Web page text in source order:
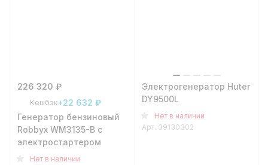
226 320 ₽
Кешбэк+22 632 ₽
Генератор бензиновый
Robbyx WM3135-B c
электростартером
Нет в наличии
Электрогенератор Huter
DY9500L
Нет в наличии
Арт. 39130302